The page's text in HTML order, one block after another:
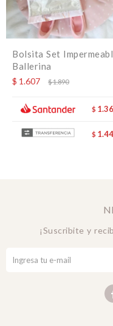
Bolsita Set
Ballerina
$ 1.607 $1.890
$
$
¡Suscribite y